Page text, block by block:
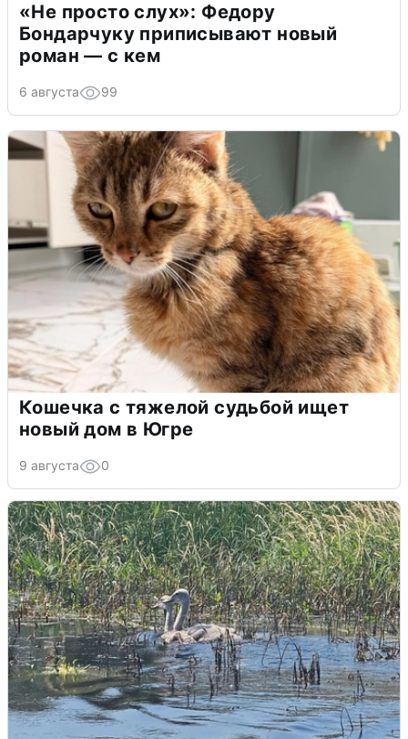
«Не просто слух»: Федору
Бондарчуку приписывают новый
роман — с кем
6 августа 99
Кошечка с тяжелой судьбой ищет
новый дом в Югре
9 августа 0